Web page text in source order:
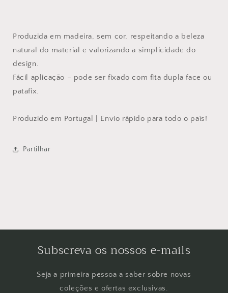
Produzida em madeira, sem cor, respeitando a beleza
natural do material e valorizando a simplicidade do
design.
Fácil aplicação – pode ser fixado com fita dupla face ou
patafix.
Produzido em Portugal | Envio rápido para todo o país!
Partilhar
Subscreva os nossos e-mails
Seja a primeira pessoa a saber sobre novas
coleções e ofertas exclusivas.